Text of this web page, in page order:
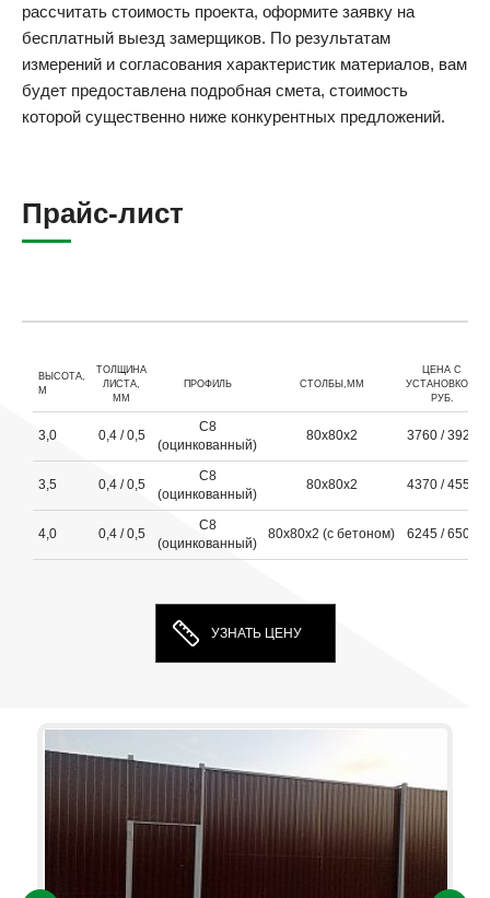
рассчитать стоимость проекта, оформите заявку на
бесплатный выезд замерщиков. По результатам
измерений и согласования характеристик материалов, вам
будет предоставлена подробная смета, стоимость
которой существенно ниже конкурентных предложений.
Прайс-лист
ВЫСОТА,
М
ТОЛЩИНА
ЛИСТА,
ММ
ПРОФИЛЬ СТОЛБЫ,ММ
ЦЕНА С
УСТАНОВКОЙ,
РУБ.
3,0 0,4 / 0,5
С8
(оцинкованный)
80х80х2 3760 / 3920
3,5 0,4 / 0,5
С8
(оцинкованный)
80х80х2 4370 / 4555
4,0 0,4 / 0,5
С8
(оцинкованный)
80х80х2 (с бетоном) 6245 / 6505
УЗНАТЬ ЦЕНУ